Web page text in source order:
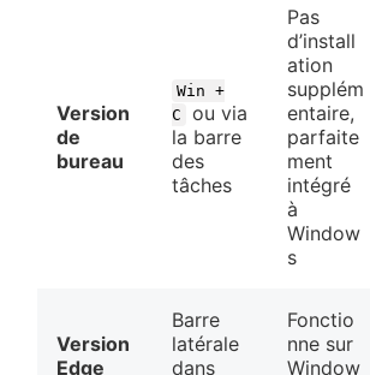
Version
de
bureau
Win +
C
ou via
la barre
des
tâches
Pas
d’install
ation
supplém
entaire,
parfaite
ment
intégré
à
Window
s
Version
Edge
Barre
latérale
dans
Fonctio
nne sur
Window